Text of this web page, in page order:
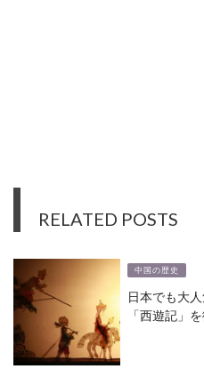
RELATED POSTS
中国の歴史
日本でも大
「西遊記」